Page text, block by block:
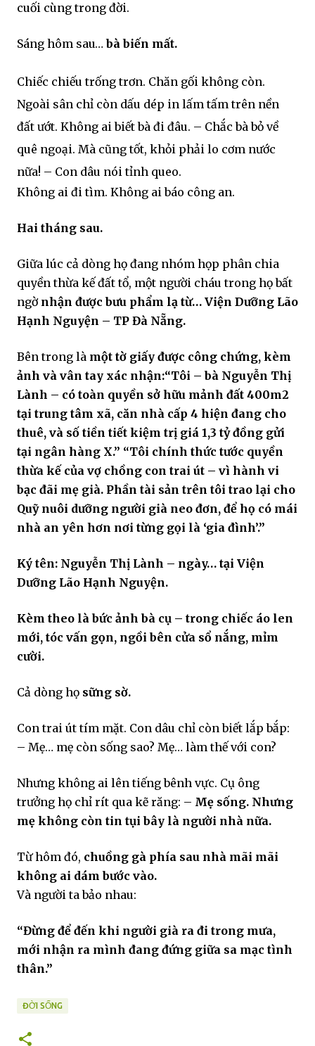
cuối cùng trong đời.
Sáng hôm sau…bà biến mất.
Chiếc chiếu trống trơn. Chăn gối không còn.
Ngoài sân chỉ còn dấu dép in lấm tấm trên nền
đất ướt. Không ai biết bà đi đâu. – Chắc bà bỏ về
quê ngoại. Mà cũng tốt, khỏi phải lo cơm nước
nữa! – Con dâu nói tỉnh queo.
Không ai đi tìm. Không ai báo công an.
Hai tháng sau.
Giữa lúc cả dòng họ đang nhóm họp phân chia
quyền thừa kế đất tổ, một người cháu trong họ bất
ngờ nhận được bưu phẩm lạ từ… Viện Dưỡng Lão
Hạnh Nguyện – TP Đà Nẵng.
Bên trong là một tờ giấy được công chứng, kèm
ảnh và vân tay xác nhận:“Tôi – bà Nguyễn Thị
Lành – có toàn quyền sở hữu mảnh đất 400m2
tại trung tâm xã, căn nhà cấp 4 hiện đang cho
thuê, và số tiền tiết kiệm trị giá 1,3 tỷ đồng gửi
tại ngân hàng X.” “Tôi chính thức tước quyền
thừa kế của vợ chồng con trai út – vì hành vi
bạc đãi mẹ già. Phần tài sản trên tôi trao lại cho
Quỹ nuôi dưỡng người già neo đơn, để họ có mái
nhà an yên hơn nơi từng gọi là ‘gia đình’.”
Ký tên: Nguyễn Thị Lành – ngày… tại Viện
Dưỡng Lão Hạnh Nguyện.
Kèm theo là bức ảnh bà cụ – trong chiếc áo len
mới, tóc vấn gọn, ngồi bên cửa sổ nắng, mỉm
cười.
Cả dòng họ sững sờ.
Con trai út tím mặt. Con dâu chỉ còn biết lắp bắp:
– Mẹ… mẹ còn sống sao? Mẹ… làm thế với con?
Nhưng không ai lên tiếng bênh vực. Cụ ông
trưởng họ chỉ rít qua kẽ răng: – Mẹ sống. Nhưng
mẹ không còn tin tụi bây là người nhà nữa.
Từ hôm đó, chuồng gà phía sau nhà mãi mãi
không ai dám bước vào.
Và người ta bảo nhau:
“Đừng để đến khi người già ra đi trong mưa,
mới nhận ra mình đang đứng giữa sa mạc tình
thân.”
ĐỜI SỐNG